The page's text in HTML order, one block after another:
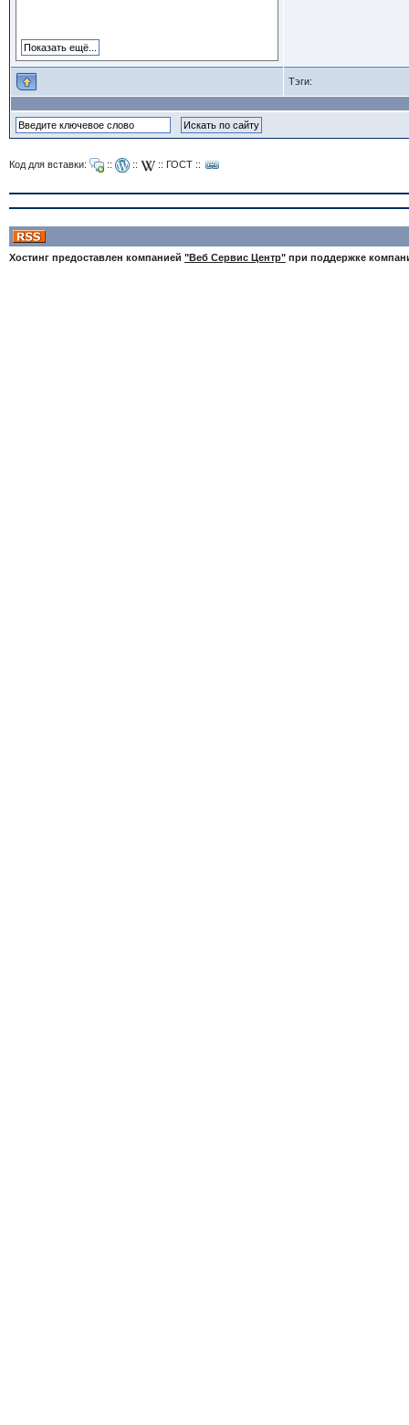
Тэги:
Код для вставки: :: :: :: ГОСТ::
Хостинг предоставлен компанией "Веб Сервис Центр"при поддержке